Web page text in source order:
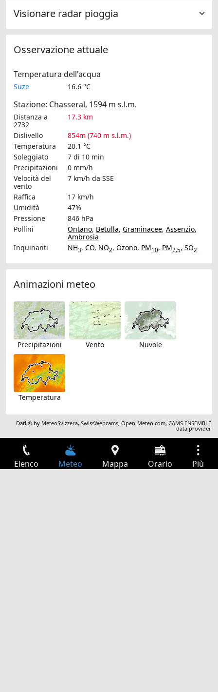
Visionare radar pioggia
Osservazione attuale
Temperatura dell'acqua
Suze 16.6 °C
Stazione: Chasseral, 1594 m s.l.m.
Distanza a
2732
17.3 km
Dislivello
854m (740 m s.l.m.)
Temperatura
20.1 °C
Soleggiato
7 di 10 min
Precipitazioni
0 mm/h
Velocità del
vento
7 km/h da SSE
Raffica
17 km/h
Umidità
47%
Pressione
846 hPa
Pollini
Ontano, Betulla, Graminacee, Assenzio,
Ambrosia
Inquinanti
NH3, CO, NO2, Ozono, PM10, PM2.5, SO2
Animazioni meteo
Precipitazioni Vento Nuvole
Temperatura
Dati © by MeteoSvizzera,SwissWebcams,Open-Meteo.com,CAMS ENSEMBLE
data provider
Elenco Meteo Mappa Orario Più